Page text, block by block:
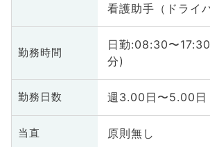
看護助手（ドライ
勤務時間
日勤:08:30〜
分)
勤務日数 週3.00日〜5.00日
当直 原則無し